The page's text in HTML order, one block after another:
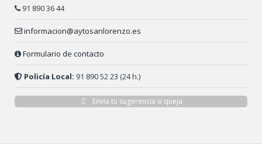
91 890 36 44
informacion@aytosanlorenzo.es
Formulario de contacto
Policía Local: 91 890 52 23 (24 h.)
Envía tu sugerencia o queja